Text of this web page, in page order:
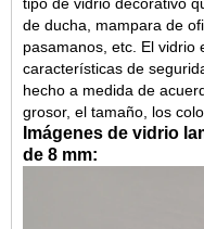
de ducha, mampara de
pasamanos, etc. El vidrio
características de
hecho a medida de
grosor, el tamaño, los
Imágenes de vidrio
de 8 mm: